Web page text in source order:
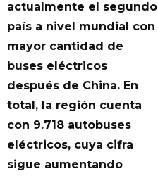
actualmente el segundo
país a nivel mundial con
mayor cantidad de
buses eléctricos
después de China. En
total, la región cuenta
con 9.718 autobuses
eléctricos, cuya cifra
sigue aumentando